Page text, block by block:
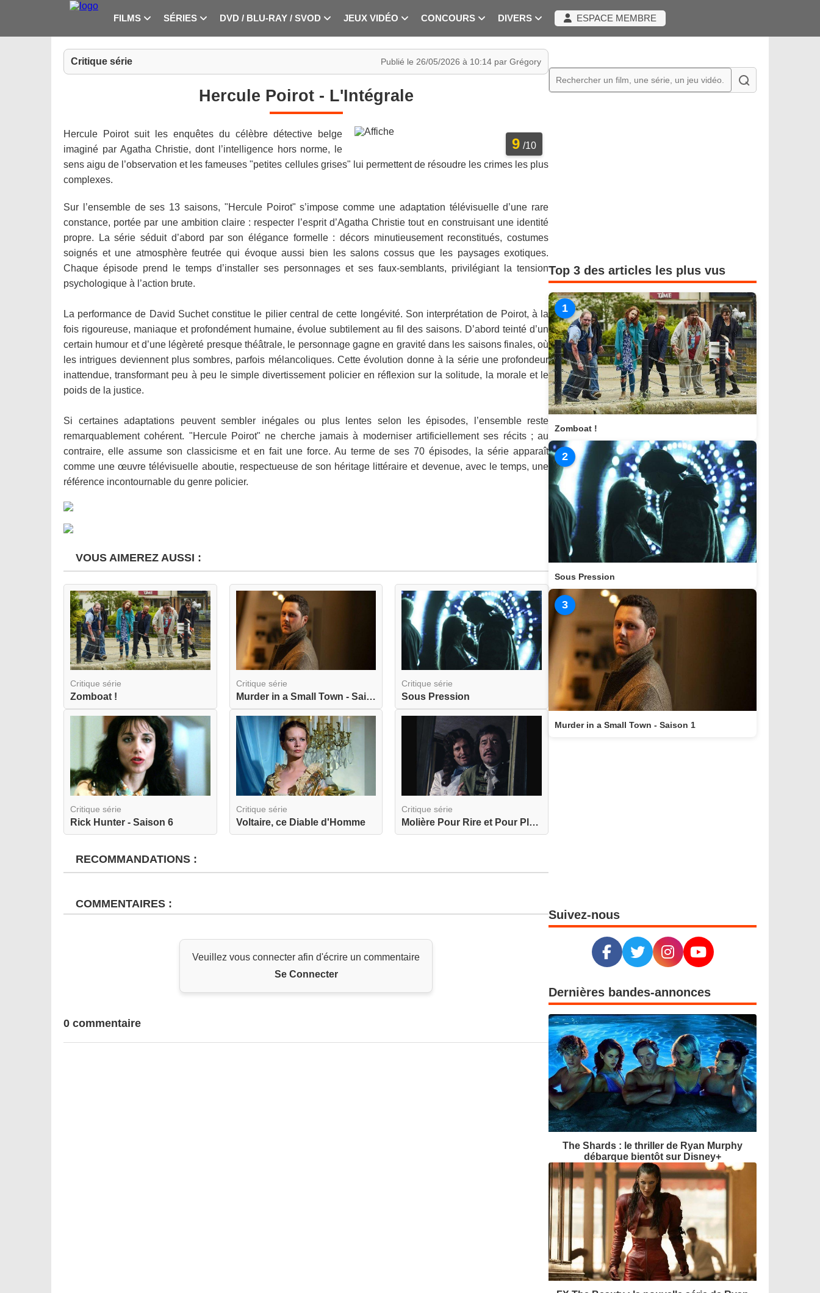
FILMS SÉRIES DVD / BLU-RAY / SVOD JEUX VIDÉO CONCOURS DIVERS ESPACE MEMBRE
Critique série Publié le 26/05/2026 à 10:14 par Grégory
Hercule Poirot - L'Intégrale
9 /10
Hercule Poirot suit les enquêtes du célèbre détective belge
imaginé par Agatha Christie, dont l’intelligence hors norme, le
sens aigu de l’observation et les fameuses "petites cellules grises" lui permettent de résoudre les crimes les plus
complexes.
Sur l’ensemble de ses 13 saisons, "Hercule Poirot" s’impose comme une adaptation télévisuelle d’une rare
constance, portée par une ambition claire : respecter l’esprit d’Agatha Christie tout en construisant une identité
propre. La série séduit d’abord par son élégance formelle : décors minutieusement reconstitués, costumes
soignés et une atmosphère feutrée qui évoque aussi bien les salons cossus que les paysages exotiques.
Chaque épisode prend le temps d’installer ses personnages et ses faux-semblants, privilégiant la tension
psychologique à l’action brute.
La performance de David Suchet constitue le pilier central de cette longévité. Son interprétation de Poirot, à la
fois rigoureuse, maniaque et profondément humaine, évolue subtilement au fil des saisons. D’abord teinté d’un
certain humour et d’une légèreté presque théâtrale, le personnage gagne en gravité dans les saisons finales, où
les intrigues deviennent plus sombres, parfois mélancoliques. Cette évolution donne à la série une profondeur
inattendue, transformant peu à peu le simple divertissement policier en réflexion sur la solitude, la morale et le
poids de la justice.
Si certaines adaptations peuvent sembler inégales ou plus lentes selon les épisodes, l’ensemble reste
remarquablement cohérent. "Hercule Poirot" ne cherche jamais à moderniser artificiellement ses récits ; au
contraire, elle assume son classicisme et en fait une force. Au terme de ses 70 épisodes, la série apparaît
comme une œuvre télévisuelle aboutie, respectueuse de son héritage littéraire et devenue, avec le temps, une
référence incontournable du genre policier.
VOUS AIMEREZ AUSSI :
Critique série
Zomboat !
Critique série
Murder in a Small Town - Saison 1
Critique série
Sous Pression
Critique série
Rick Hunter - Saison 6
Critique série
Voltaire, ce Diable d'Homme
Critique série
Molière Pour Rire et Pour Pleurer
RECOMMANDATIONS :
COMMENTAIRES :
Veuillez vous connecter afin d'écrire un commentaire
Se Connecter
0 commentaire
Top 3 des articles les plus vus
1
Zomboat !
2
Sous Pression
3
Murder in a Small Town - Saison 1
Suivez-nous
Dernières bandes-annonces
The Shards : le thriller de Ryan Murphy
débarque bientôt sur Disney+